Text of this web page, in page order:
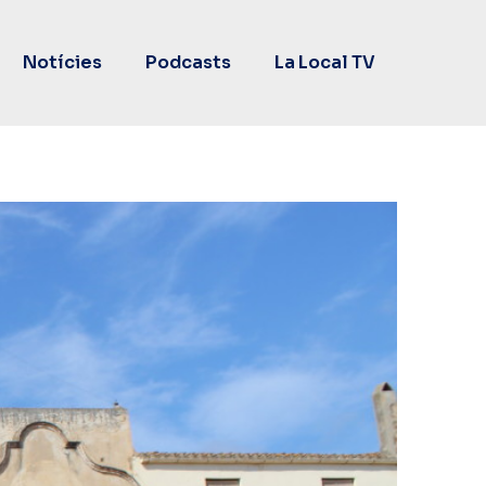
Notícies Podcasts La Local TV